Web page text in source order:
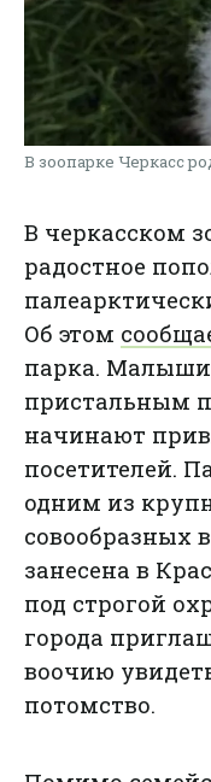
В зоопарке Черкасс
В черкасском
радостное
Об этом
парка. Малыши
пристальным
начинают
посетителей.
одним из
совообразных
занесена в
под строгой
города
воочию
потомство.